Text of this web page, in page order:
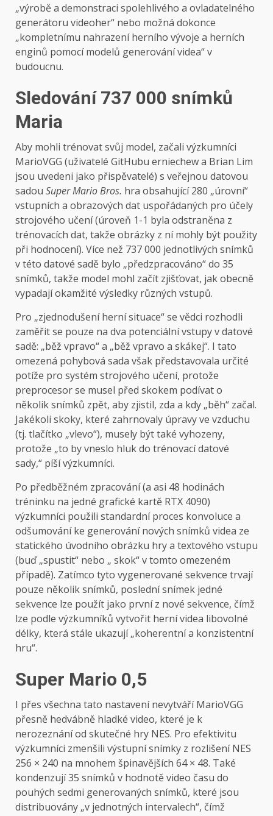
„výrobě a demonstraci spolehlivého a ovladatelného
generátoru videoher“ nebo možná dokonce
„kompletnímu nahrazení herního vývoje a herních
enginů pomocí modelů generování videa“ v
budoucnu.
Sledování 737 000 snímků
Maria
Aby mohli trénovat svůj model, začali výzkumníci
MarioVGG (uživatelé GitHubu erniechew a Brian Lim
jsou uvedeni jako přispěvatelé) s veřejnou datovou
sadou Super Mario Bros. hra obsahující 280 „úrovní“
vstupních a obrazových dat uspořádaných pro účely
strojového učení (úroveň 1-1 byla odstraněna z
trénovacích dat, takže obrázky z ní mohly být použity
při hodnocení). Více než 737 000 jednotlivých snímků
v této datové sadě bylo „předzpracováno“ do 35
snímků, takže model mohl začít zjišťovat, jak obecně
vypadají okamžité výsledky různých vstupů.
Pro „zjednodušení herní situace“ se vědci rozhodli
zaměřit se pouze na dva potenciální vstupy v datové
sadě: „běž vpravo“ a „běž vpravo a skákej“. I tato
omezená pohybová sada však představovala určité
potíže pro systém strojového učení, protože
preprocesor se musel před skokem podívat o
několik snímků zpět, aby zjistil, zda a kdy „běh“ začal.
Jakékoli skoky, které zahrnovaly úpravy ve vzduchu
(tj. tlačítko „vlevo“), musely být také vyhozeny,
protože „to by vneslo hluk do trénovací datové
sady,“ píší výzkumníci.
Po předběžném zpracování (a asi 48 hodinách
tréninku na jedné grafické kartě RTX 4090)
výzkumníci použili standardní proces konvoluce a
odšumování ke generování nových snímků videa ze
statického úvodního obrázku hry a textového vstupu
(buď „spustit“ nebo „ skok“ v tomto omezeném
případě). Zatímco tyto vygenerované sekvence trvají
pouze několik snímků, poslední snímek jedné
sekvence lze použít jako první z nové sekvence, čímž
lze podle výzkumníků vytvořit herní videa libovolné
délky, která stále ukazují „koherentní a konzistentní
hru“.
Super Mario 0,5
I přes všechna tato nastavení nevytváří MarioVGG
přesně hedvábně hladké video, které je k
nerozeznání od skutečné hry NES. Pro efektivitu
výzkumníci zmenšili výstupní snímky z rozlišení NES
256 × 240 na mnohem špinavějších 64 × 48. Také
kondenzují 35 snímků v hodnotě video času do
pouhých sedmi generovaných snímků, které jsou
distribuovány „v jednotných intervalech“, čímž